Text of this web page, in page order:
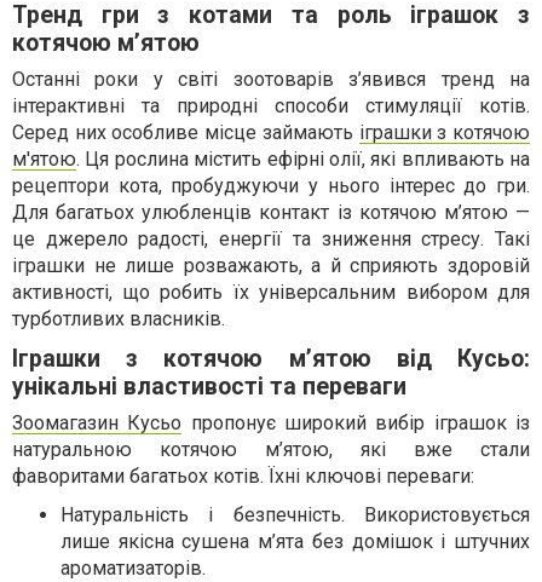
Тренд гри з котами та роль іграшок з
котячою м’ятою
Останні роки у світі зоотоварів з’явився тренд на
інтерактивні та природні способи стимуляції котів.
Серед них особливе місце займають іграшки з котячою
м'ятою. Ця рослина містить ефірні олії, які впливають на
рецептори кота, пробуджуючи у нього інтерес до гри.
Для багатьох улюбленців контакт із котячою м’ятою —
це джерело радості, енергії та зниження стресу. Такі
іграшки не лише розважають, а й сприяють здоровій
активності, що робить їх універсальним вибором для
турботливих власників.
Іграшки з котячою м’ятою від Кусьо:
унікальні властивості та переваги
Зоомагазин Кусьо пропонує широкий вибір іграшок із
натуральною котячою м’ятою, які вже стали
фаворитами багатьох котів. Їхні ключові переваги:
Натуральність і безпечність. Використовується
лише якісна сушена м’ята без домішок і штучних
ароматизаторів.